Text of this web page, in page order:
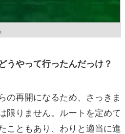
やって行ったんだっけ？
の再開になるため、さっきま
限りません。ルートを定めて
こともあり、わりと適当に進